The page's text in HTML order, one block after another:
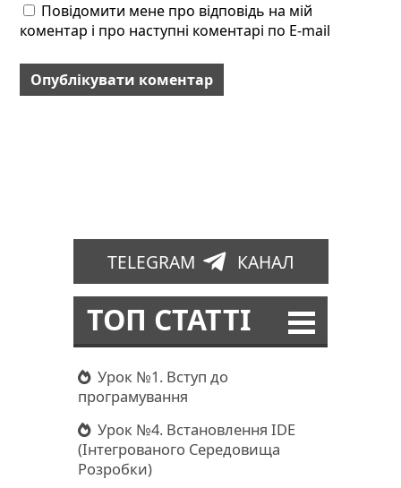
Повідомити мене про відповідь на мій
коментар і про наступні коментарі по E-mail
TELEGRAM КАНАЛ
ТОП СТАТТІ
Урок №1. Вступ до
програмування
Урок №4. Встановлення IDE
(Інтегрованого Середовища
Розробки)